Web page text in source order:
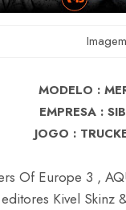
MODELO :
EMPRESA :
JOGO :
Of Europe 3 ,
editores Kivel Skinz